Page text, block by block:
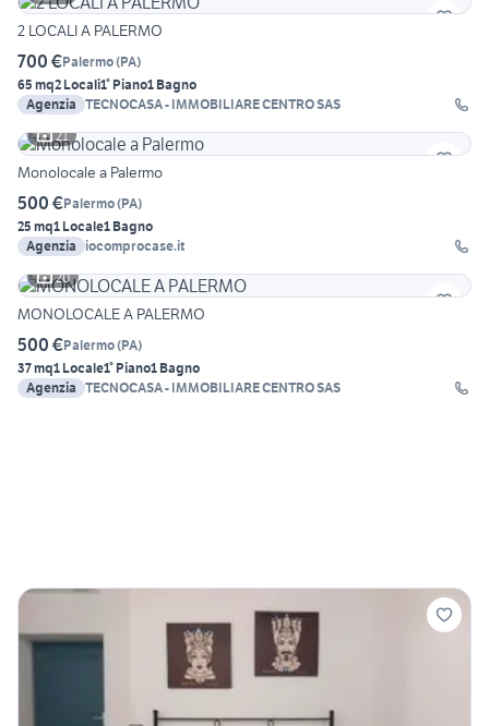
2 LOCALI A PALERMO
700 €Palermo(PA)
65 mq2 Locali1° Piano1 Bagno
Agenzia TECNOCASA - IMMOBILIARE CENTRO SAS
21
Monolocale a Palermo
500 €Palermo(PA)
25 mq1 Locale1 Bagno
Agenzia
iocomprocase.it
20
MONOLOCALE A PALERMO
500 €Palermo(PA)
37 mq1 Locale1° Piano1 Bagno
Agenzia TECNOCASA - IMMOBILIARE CENTRO SAS